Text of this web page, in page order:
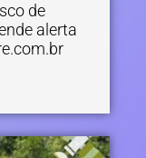
de
alerta